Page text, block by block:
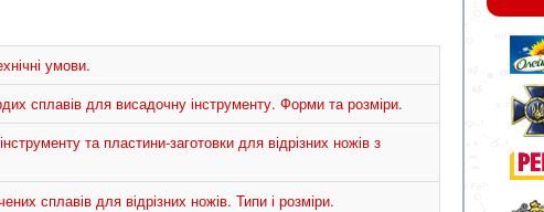
умови.
сплавів для висадочну інструменту. Форми та розміри.
та пластини-заготовки для відрізних ножів з
сплавів для відрізних ножів. Типи і розміри.